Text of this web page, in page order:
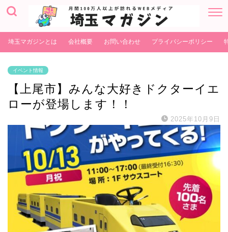
埼玉マガジンとは 会社概要 お問い合わせ プライバシーポリシー
イベント情報
【上尾市】みんな大好きドクターイエ
ローが登場します！！
2025年10月9日